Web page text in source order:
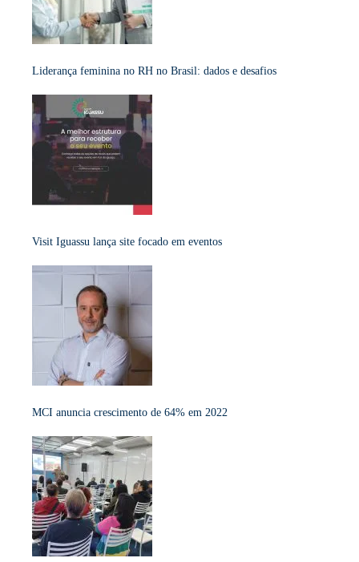
Liderança feminina no RH no Brasil: dados e desafios
Visit Iguassu lança site focado em eventos
MCI anuncia crescimento de 64% em 2022